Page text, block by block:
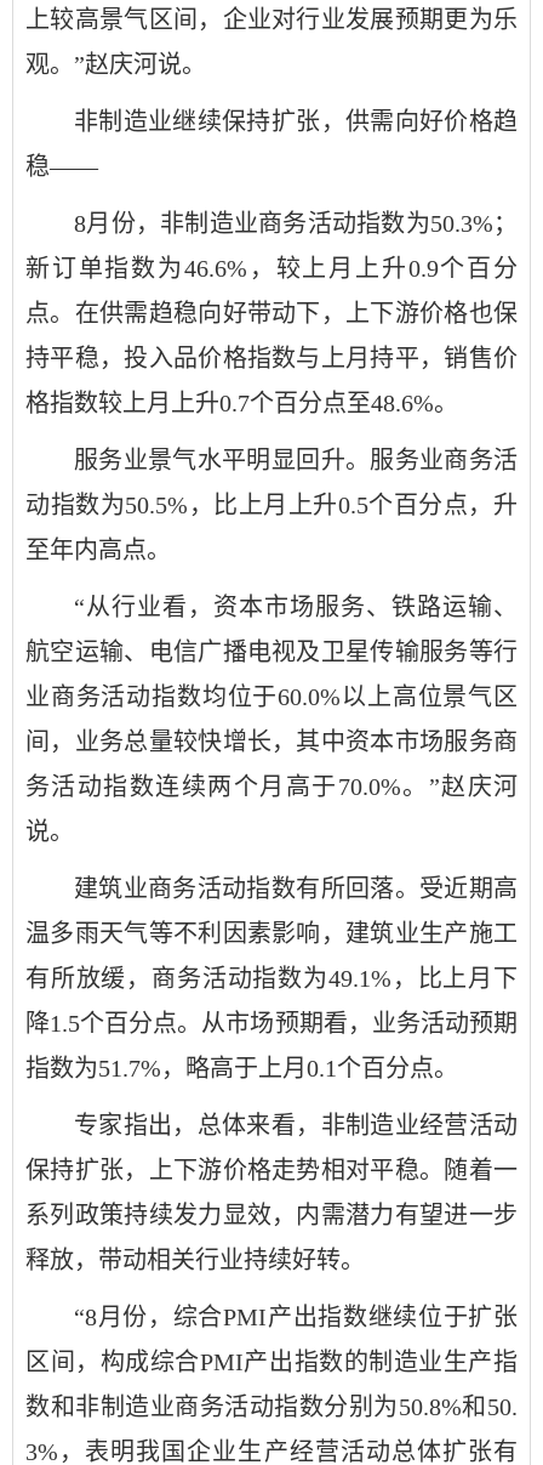
上较高景气区间，企业对行业发展预期更为乐
观。”赵庆河说。
非制造业继续保持扩张，供需向好价格趋
稳——
8月份，非制造业商务活动指数为50.3%；
新订单指数为46.6%，较上月上升0.9个百分
点。在供需趋稳向好带动下，上下游价格也保
持平稳，投入品价格指数与上月持平，销售价
格指数较上月上升0.7个百分点至48.6%。
服务业景气水平明显回升。服务业商务活
动指数为50.5%，比上月上升0.5个百分点，升
至年内高点。
“从行业看，资本市场服务、铁路运输、
航空运输、电信广播电视及卫星传输服务等行
业商务活动指数均位于60.0%以上高位景气区
间，业务总量较快增长，其中资本市场服务商
务活动指数连续两个月高于70.0%。”赵庆河
说。
建筑业商务活动指数有所回落。受近期高
温多雨天气等不利因素影响，建筑业生产施工
有所放缓，商务活动指数为49.1%，比上月下
降1.5个百分点。从市场预期看，业务活动预期
指数为51.7%，略高于上月0.1个百分点。
专家指出，总体来看，非制造业经营活动
保持扩张，上下游价格走势相对平稳。随着一
系列政策持续发力显效，内需潜力有望进一步
释放，带动相关行业持续好转。
“8月份，综合PMI产出指数继续位于扩张
区间，构成综合PMI产出指数的制造业生产指
数和非制造业商务活动指数分别为50.8%和50.
3%，表明我国企业生产经营活动总体扩张有